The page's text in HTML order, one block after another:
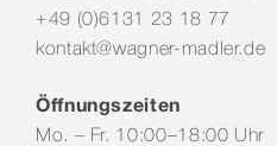
+49 (0)6131 23 18 77
kontakt@wagner-madler.de
Öffnungszeiten
Mo. – Fr. 10:00–18:00 Uhr